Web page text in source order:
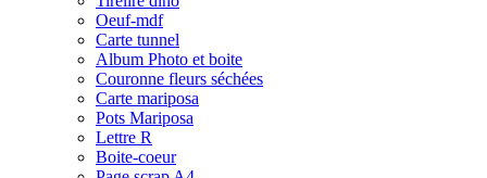
Oeuf-mdf
Carte tunnel
Album Photo et boite
Couronne fleurs séchées
Carte mariposa
Pots Mariposa
Lettre R
Boite-coeur